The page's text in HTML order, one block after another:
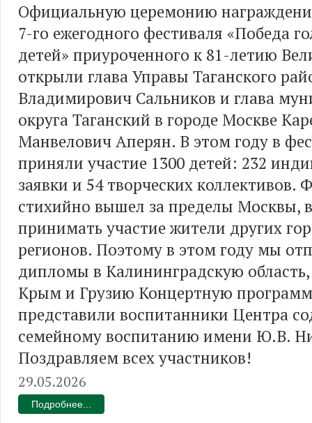
Официальную церемонию
7-го ежегодного фестиваля «Победа
детей» приуроченного к 81-летию
открыли глава Управы Таганского
Владимирович Сальников и глава
округа Таганский в городе Москве
Манвелович Аперян. В этом году в
приняли участие 1300 детей: 232
заявки и 54 творческих коллективов.
стихийно вышел за пределы Москвы,
принимать участие жители других
регионов. Поэтому в этом году мы
дипломы в Калининградскую область,
Крым и Грузию Концертную
представили воспитанники Центра
семейному воспитанию имени Ю.В.
Поздравляем всех участников!
29.05.2026
Подробнее...